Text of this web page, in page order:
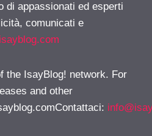
di appassionati ed esperti
comunicati e
the IsayBlog! network. For
and other
: